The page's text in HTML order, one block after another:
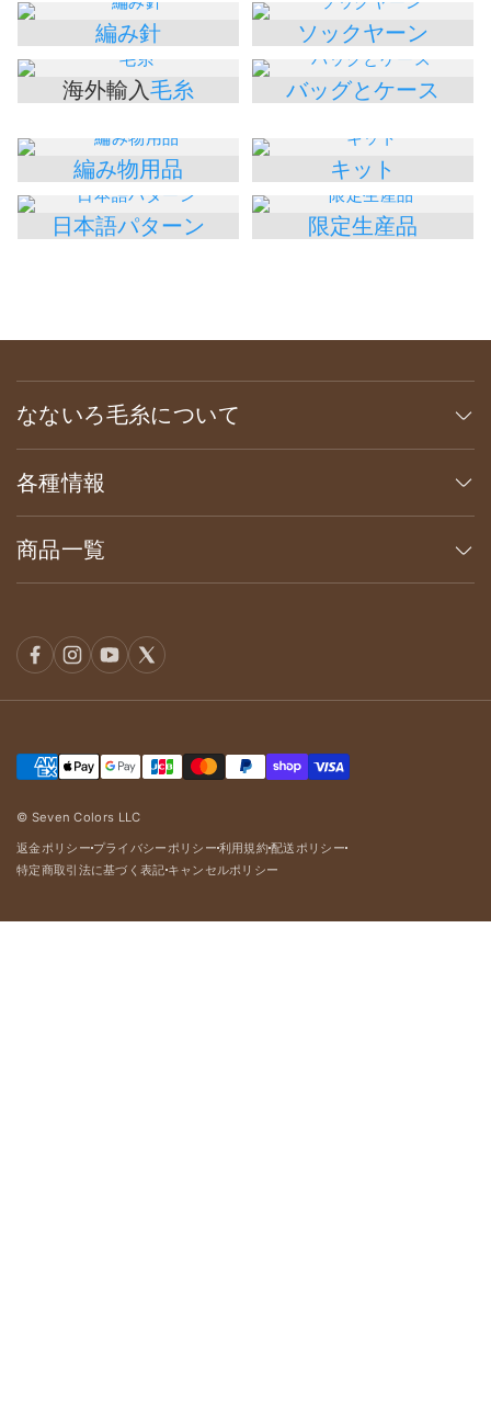
編み針 ソックヤーン
海外輸入毛糸 バッグとケース
編み物用品 キット
日本語パターン 限定生産品
なないろ毛糸について
各種情報
商品一覧
© Seven Colors LLC
返金ポリシー
dot
プライバシーポリシー
dot
利用規約
dot
配送ポリシー
特定商取引法に基づく表記
dot
キャンセルポリシー